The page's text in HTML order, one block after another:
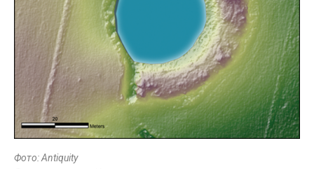
Фото: Antiquity